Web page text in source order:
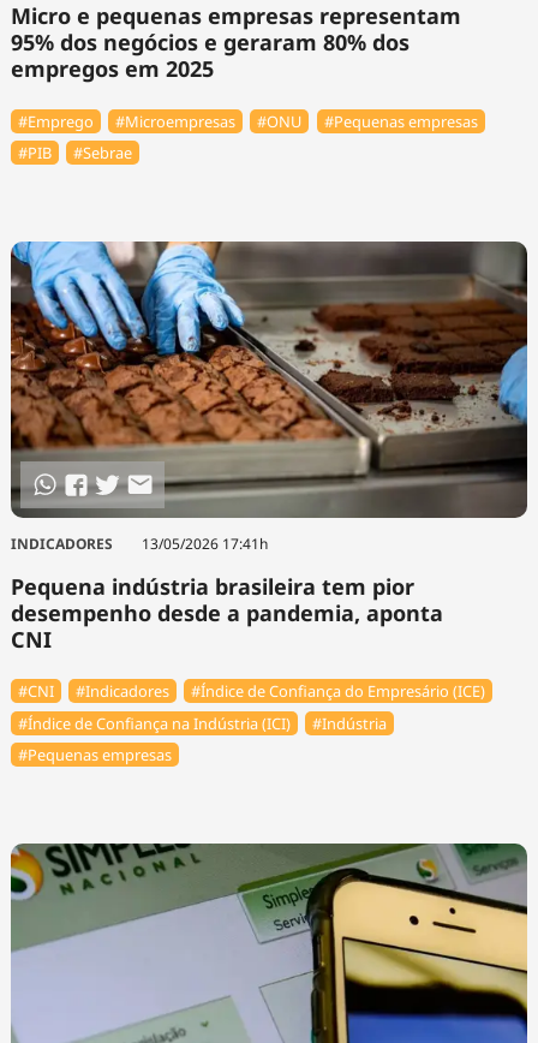
Micro e pequenas empresas representam
95% dos negócios e geraram 80% dos
empregos em 2025
#Emprego #Microempresas #ONU
#Pequenas empresas
#PIB
#Sebrae
INDICADORES 13/05/2026 17:41h
Pequena indústria brasileira tem pior
desempenho desde a pandemia, aponta
CNI
#CNI #Indicadores
#Índice de Confiança do Empresário (ICE)
#Índice de Confiança na Indústria (ICI)
#Indústria
#Pequenas empresas